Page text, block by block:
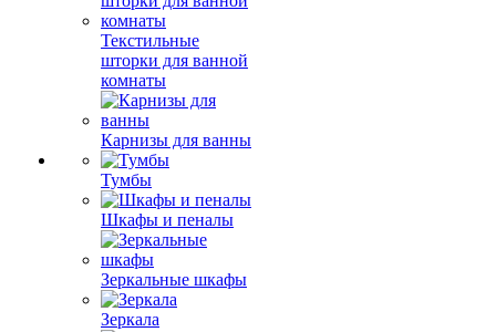
Текстильные
шторки для ванной
комнаты
Карнизы для ванны
Тумбы
Шкафы и пеналы
Зеркальные шкафы
Зеркала